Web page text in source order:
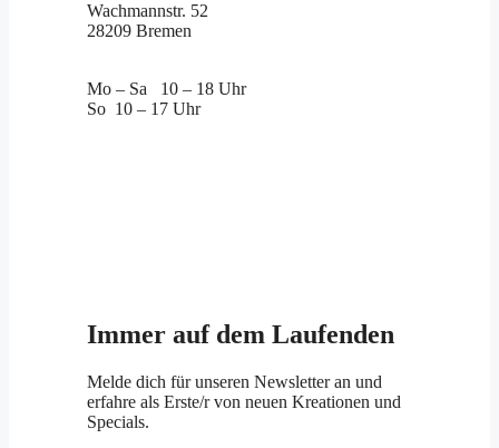
Wachmannstr. 52
28209 Bremen
Mo – Sa 10 – 18 Uhr
So 10 – 17 Uhr
Immer auf dem Laufenden
Melde dich für unseren Newsletter an und
erfahre als Erste/r von neuen Kreationen und
Specials.